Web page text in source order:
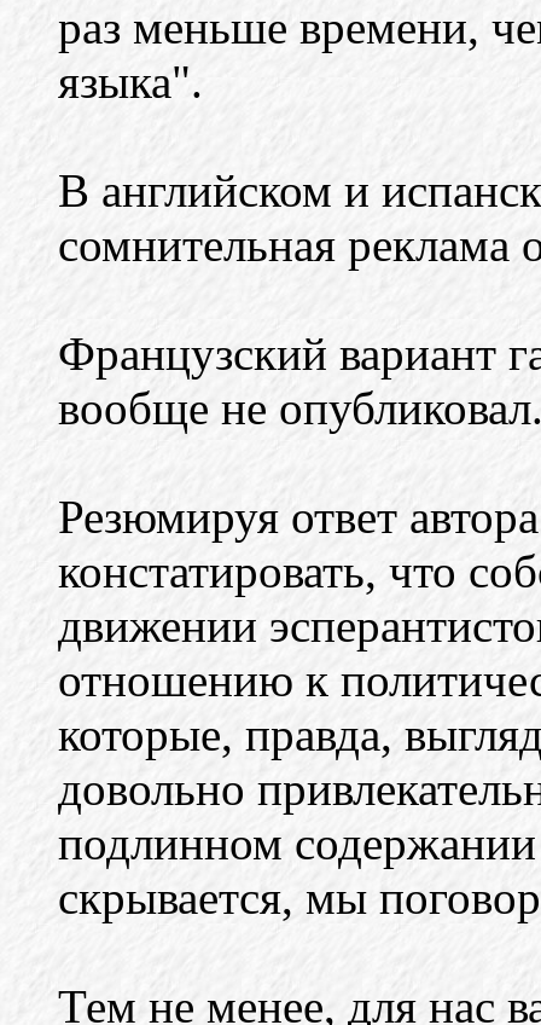
раз меньше времени,
языка".
В английском и
сомнительная реклама
Французский вариант
вообще не
Резюмируя ответ
констатировать, что
движении
отношению к
которые, правда,
довольно
подлинном
скрывается, мы
Тем не менее, для нас